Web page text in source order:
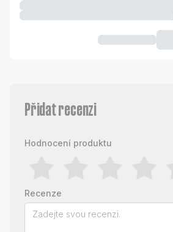
Přidat recenzi
Hodnocení produktu
Recenze